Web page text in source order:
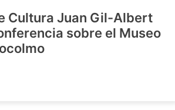
Cultura Juan Gil-Albert
sobre el Museo